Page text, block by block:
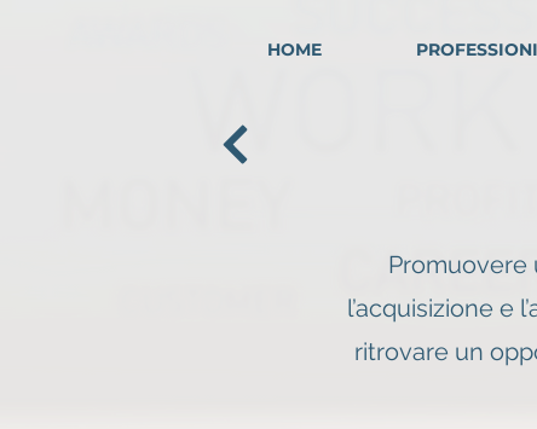
HOME
Promuovere
l’acquisizione e
ritrovare un